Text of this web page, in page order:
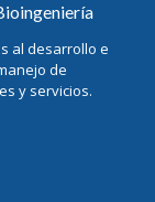
al desarrollo e
de
y servicios.